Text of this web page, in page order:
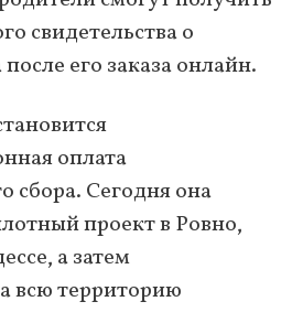
свидетельства о
его заказа онлайн.
оплата
сбора. Сегодня она
проект в Ровно,
а затем
всю территорию